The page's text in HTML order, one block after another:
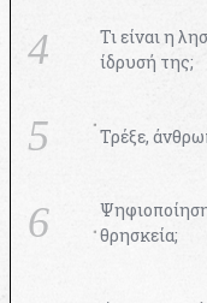
Τι είναι η
ίδρυσή της;
Τρέξε,
θρησκεία;